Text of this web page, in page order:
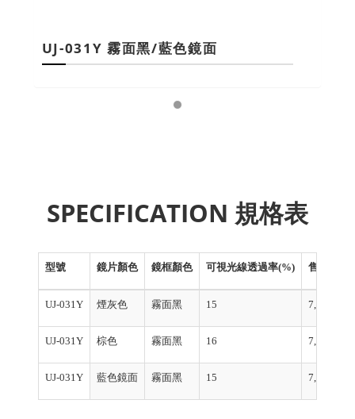
UJ-031Y 霧面黑/藍色鏡面
SPECIFICATION 規格表
型號 鏡片顏色 鏡框顏色 可視光線透過率(%) 售價(日圓)
UJ-031Y 煙灰色 霧面黑 15 7,500日圓
UJ-031Y 棕色 霧面黑 16 7,500日圓
UJ-031Y 藍色鏡面 霧面黑 15 7,500日圓